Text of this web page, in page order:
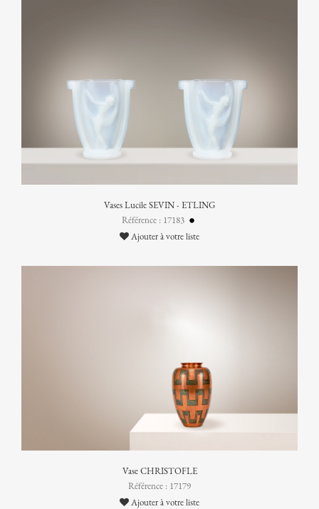
Vases Lucile SEVIN - ETLING
Référence : 17183
Ajouter à votre liste
Vase CHRISTOFLE
Référence : 17179
Ajouter à votre liste